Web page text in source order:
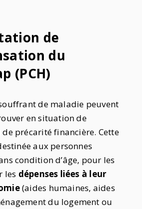
de
du
(PCH)
de maladie peuvent
en situation de
précarité financière. Cette
aux personnes
condition d’âge, pour les
les dépenses liées à leur
(aides humaines, aides
du logement ou